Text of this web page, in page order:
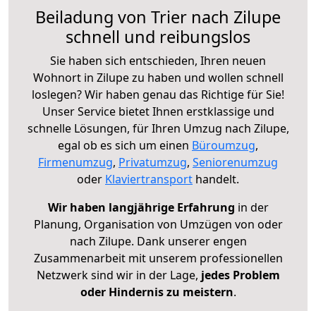
Beiladung von Trier nach Zilupe
schnell und reibungslos
Sie haben sich entschieden, Ihren neuen
Wohnort in Zilupe zu haben und wollen schnell
loslegen? Wir haben genau das Richtige für Sie!
Unser Service bietet Ihnen erstklassige und
schnelle Lösungen, für Ihren Umzug nach Zilupe,
egal ob es sich um einen Büroumzug,
Firmenumzug, Privatumzug, Seniorenumzug
oder Klaviertransport handelt.
Wir haben langjährige Erfahrung in der
Planung, Organisation von Umzügen von oder
nach Zilupe. Dank unserer engen
Zusammenarbeit mit unserem professionellen
Netzwerk sind wir in der Lage, jedes Problem
oder Hindernis zu meistern.